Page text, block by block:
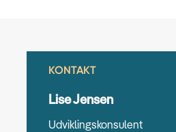
KONTAKT
Lise Jensen
Udviklingskonsulent